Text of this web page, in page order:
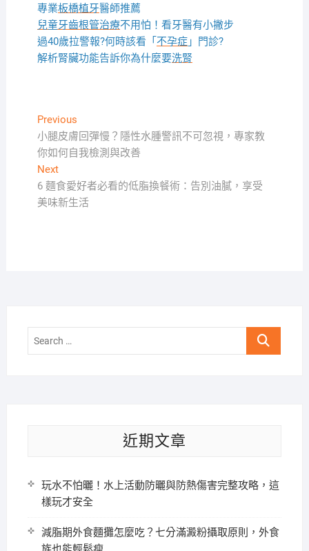
專業板橋植牙醫師推薦
兒童牙齒根管治療不用怕！看牙醫有小撇步
過40歲拉警報?何時該看「 不孕症」門診?
解析腎臟功能告訴你為什麼要洗腎
文
章
導
覽
PreviousPrevious
post:
小腿皮膚回彈慢？隱性水腫警訊不可忽視，專家教
你如何自我檢測與改善
NextNext
post:
6 麵食愛好者必看的低脂換餐術：告別油膩，享受
美味新生活
Search
近期文章
玩水不怕曬！水上活動防曬與防熱傷害完整攻略，這
樣玩才安全
減脂期外食麵攤怎麼吃？七分滿澱粉攝取原則，外食